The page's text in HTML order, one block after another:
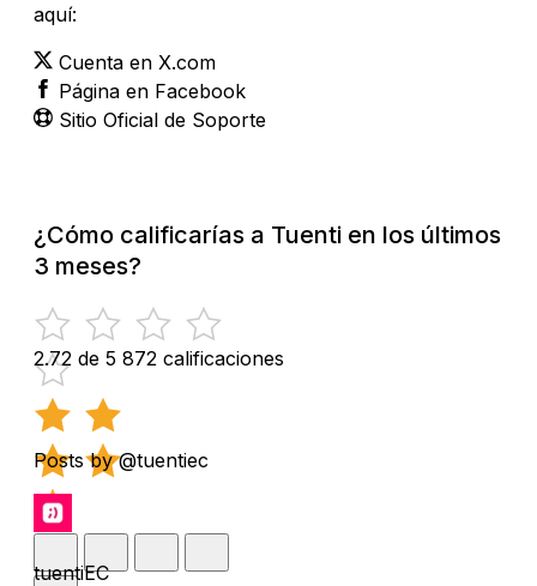
aquí:
Cuenta en X.com
Página en Facebook
Sitio Oficial de Soporte
¿Cómo calificarías a Tuenti en los últimos
3 meses?
2.72 de 5 872 calificaciones
Posts by @tuentiec
tuentiEC